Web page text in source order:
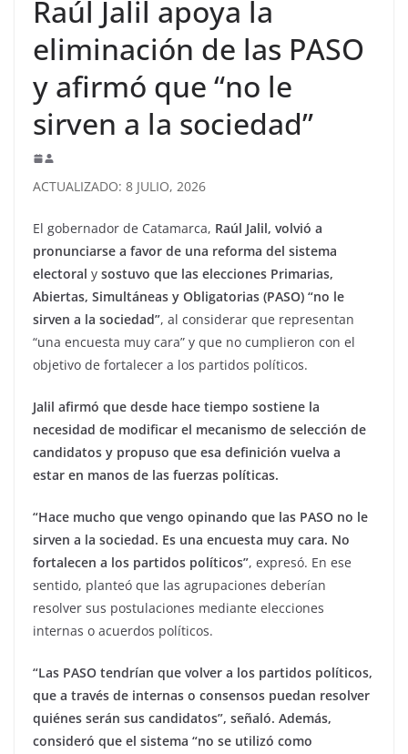
Raúl Jalil apoya la
eliminación de las PASO
y afirmó que “no le
sirven a la sociedad”
ACTUALIZADO: 8 JULIO, 2026
El gobernador de Catamarca, Raúl Jalil, volvió a
pronunciarse a favor de una reforma del sistema
electoral y sostuvo que las elecciones Primarias,
Abiertas, Simultáneas y Obligatorias (PASO) “no le
sirven a la sociedad”, al considerar que representan
“una encuesta muy cara” y que no cumplieron con el
objetivo de fortalecer a los partidos políticos.
Jalil afirmó que desde hace tiempo sostiene la
necesidad de modificar el mecanismo de selección de
candidatos y propuso que esa definición vuelva a
estar en manos de las fuerzas políticas.
“Hace mucho que vengo opinando que las PASO no le
sirven a la sociedad. Es una encuesta muy cara. No
fortalecen a los partidos políticos”, expresó. En ese
sentido, planteó que las agrupaciones deberían
resolver sus postulaciones mediante elecciones
internas o acuerdos políticos.
“Las PASO tendrían que volver a los partidos políticos,
que a través de internas o consensos puedan resolver
quiénes serán sus candidatos”, señaló. Además,
consideró que el sistema “no se utilizó como